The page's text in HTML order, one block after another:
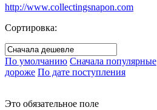
http://www.collectingsnapon.com
Сортировка:
По умолчанию Сначала популярные
дороже По дате поступления
Это обязательное поле